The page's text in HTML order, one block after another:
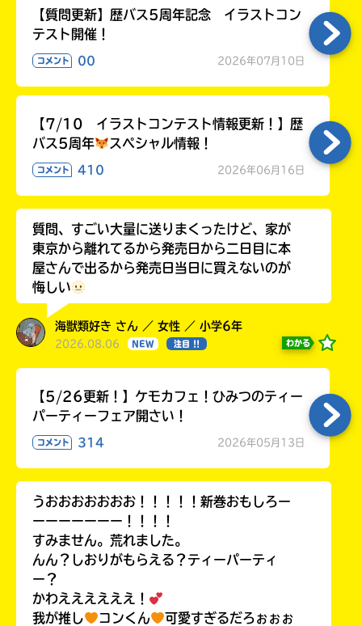
【質問更新】歴バス5周年記念 イラストコン
テスト開催！
コメント 00 2026年07月10日
【7/10 イラストコンテスト情報更新！】歴
バス5周年
スペシャル情報！
コメント 410 2026年06月16日
質問、すごい大量に送りまくったけど、家が
東京から離れてるから発売日から二日目に本
屋さんで出るから発売日当日に買えないのが
悔しい
海獣類好き さん ／ 女性 ／ 小学6年
2026.08.06 NEW 注目 !! わかる
【5/26更新！】ケモカフェ！ひみつのティー
パーティーフェア開さい！
コメント 314 2026年05月13日
うおおおおおおお！！！！！新巻おもしろー
ーーーーーーー！！！！
すみません。荒れました。
んん？しおりがもらえる？ティーパーティ
ー？
かわええええええ！
我が推し
コンくん
可愛すぎるだろぉぉぉ